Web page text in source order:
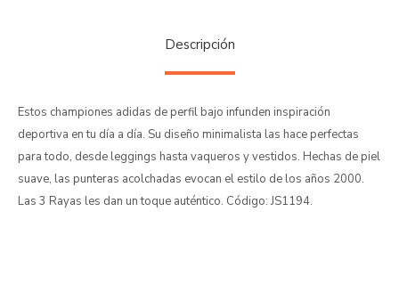
Descripción
Estos championes adidas de perfil bajo infunden inspiración
deportiva en tu día a día. Su diseño minimalista las hace perfectas
para todo, desde leggings hasta vaqueros y vestidos. Hechas de piel
suave, las punteras acolchadas evocan el estilo de los años 2000.
Las 3 Rayas les dan un toque auténtico. Código: JS1194.